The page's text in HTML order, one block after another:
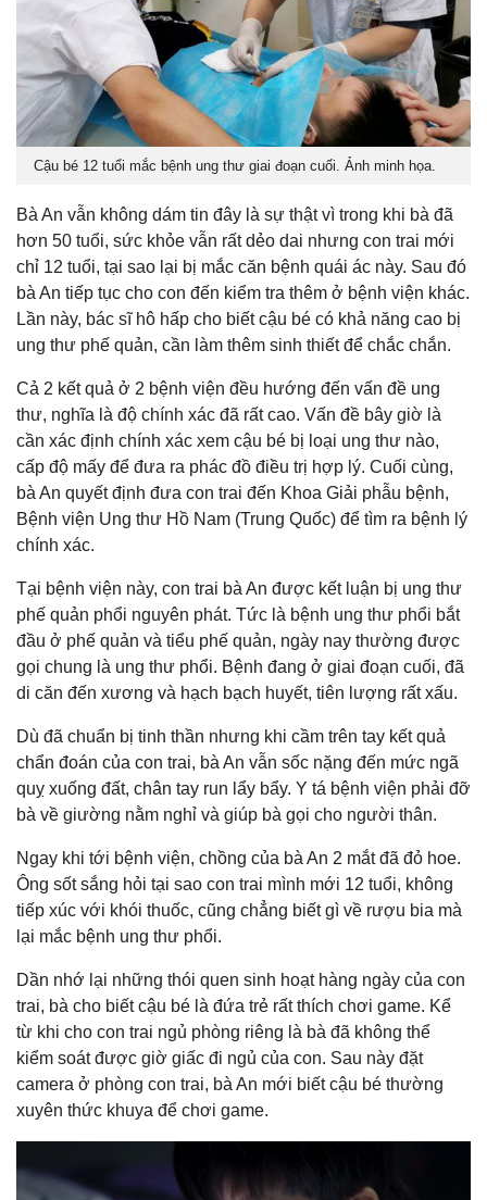
Cậu bé 12 tuổi mắc bệnh ung thư giai đoạn cuối. Ảnh minh họa.
Bà An vẫn không dám tin đây là sự thật vì trong khi bà đã
hơn 50 tuổi, sức khỏe vẫn rất dẻo dai nhưng con trai mới
chỉ 12 tuổi, tại sao lại bị mắc căn bệnh quái ác này. Sau đó
bà An tiếp tục cho con đến kiểm tra thêm ở bệnh viện khác.
Lần này, bác sĩ hô hấp cho biết cậu bé có khả năng cao bị
ung thư phế quản, cần làm thêm sinh thiết để chắc chắn.
Cả 2 kết quả ở 2 bệnh viện đều hướng đến vấn đề ung
thư, nghĩa là độ chính xác đã rất cao. Vấn đề bây giờ là
cần xác định chính xác xem cậu bé bị loại ung thư nào,
cấp độ mấy để đưa ra phác đồ điều trị hợp lý. Cuối cùng,
bà An quyết định đưa con trai đến Khoa Giải phẫu bệnh,
Bệnh viện Ung thư Hồ Nam (Trung Quốc) để tìm ra bệnh lý
chính xác.
Tại bệnh viện này, con trai bà An được kết luận bị ung thư
phế quản phổi nguyên phát. Tức là bệnh ung thư phổi bắt
đầu ở phế quản và tiểu phế quản, ngày nay thường được
gọi chung là ung thư phổi. Bệnh đang ở giai đoạn cuối, đã
di căn đến xương và hạch bạch huyết, tiên lượng rất xấu.
Dù đã chuẩn bị tinh thần nhưng khi cầm trên tay kết quả
chẩn đoán của con trai, bà An vẫn sốc nặng đến mức ngã
quỵ xuống đất, chân tay run lẩy bẩy. Y tá bệnh viện phải đỡ
bà về giường nằm nghỉ và giúp bà gọi cho người thân.
Ngay khi tới bệnh viện, chồng của bà An 2 mắt đã đỏ hoe.
Ông sốt sắng hỏi tại sao con trai mình mới 12 tuổi, không
tiếp xúc với khói thuốc, cũng chẳng biết gì về rượu bia mà
lại mắc bệnh ung thư phổi.
Dần nhớ lại những thói quen sinh hoạt hàng ngày của con
trai, bà cho biết cậu bé là đứa trẻ rất thích chơi game. Kể
từ khi cho con trai ngủ phòng riêng là bà đã không thể
kiểm soát được giờ giấc đi ngủ của con. Sau này đặt
camera ở phòng con trai, bà An mới biết cậu bé thường
xuyên thức khuya để chơi game.